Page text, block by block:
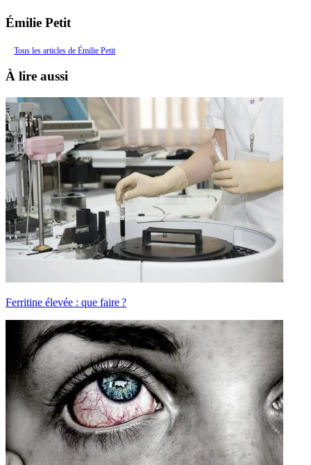
Émilie Petit
Tous les articles de Émilie Petit
À lire aussi
Ferritine élevée : que faire ?